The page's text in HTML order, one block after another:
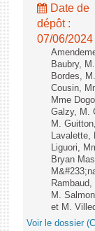
Date de
dépôt :
07/06/2024
Baubry,
Bordes,
Cousin,
Mme
Galzy, M.
M.
Lavalette,
Liguori,
Bryan
M.
et M.
Voir le dossier